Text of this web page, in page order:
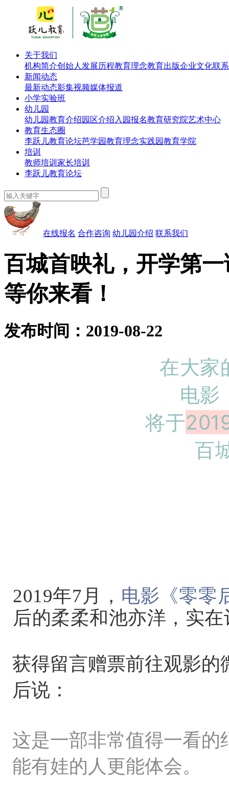
关于我们
机构简介创始人 发展历程教育理念教育出版企业文化联
新闻动态
最新动态影集视频媒体报道
小学实验班
幼儿园
幼儿园教育介绍园区介绍 入园报名教育研究院艺术中心
教育生态圈
李跃儿教育论坛芭学园教育理念实践园教育学院
培训
教师培训 家长培训
李跃儿教育论坛
在线报名 合作咨询 幼儿园介绍 联系我们
百城首映礼，开学第
等你来看！
发布时间：2019-08-22
在大家
电影
将于
百
2019年7月， 电影《零零
后的柔柔和池亦洋，实
获得留言赠票前往观影的
后说：
这是一部非常值得一看
能有娃的人更能体会。